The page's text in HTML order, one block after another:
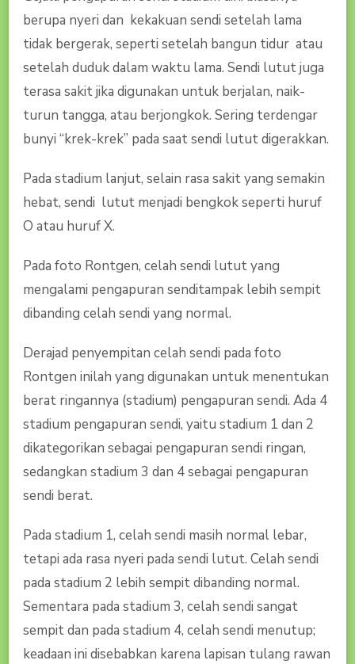
berupa nyeri dan kekakuan sendi setelah lama
tidak bergerak, seperti setelah bangun tidur atau
setelah duduk dalam waktu lama. Sendi lutut juga
terasa sakit jika digunakan untuk berjalan, naik-
turun tangga, atau berjongkok. Sering terdengar
bunyi “krek-krek” pada saat sendi lutut digerakkan.
Pada stadium lanjut, selain rasa sakit yang semakin
hebat, sendi lutut menjadi bengkok seperti huruf
O atau huruf X.
Pada foto Rontgen, celah sendi lutut yang
mengalami pengapuran senditampak lebih sempit
dibanding celah sendi yang normal.
Derajad penyempitan celah sendi pada foto
Rontgen inilah yang digunakan untuk menentukan
berat ringannya (stadium) pengapuran sendi. Ada 4
stadium pengapuran sendi, yaitu stadium 1 dan 2
dikategorikan sebagai pengapuran sendi ringan,
sedangkan stadium 3 dan 4 sebagai pengapuran
sendi berat.
Pada stadium 1, celah sendi masih normal lebar,
tetapi ada rasa nyeri pada sendi lutut. Celah sendi
pada stadium 2 lebih sempit dibanding normal.
Sementara pada stadium 3, celah sendi sangat
sempit dan pada stadium 4, celah sendi menutup;
keadaan ini disebabkan karena lapisan tulang rawan